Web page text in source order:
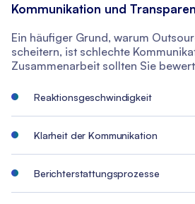
Kommunikation und
Ein häufiger Grund, warum
scheitern, ist schlechte
Zusammenarbeit sollten Sie
Reaktionsgeschwindigkeit
Klarheit der Kommunikation
Berichterstattungsprozesse